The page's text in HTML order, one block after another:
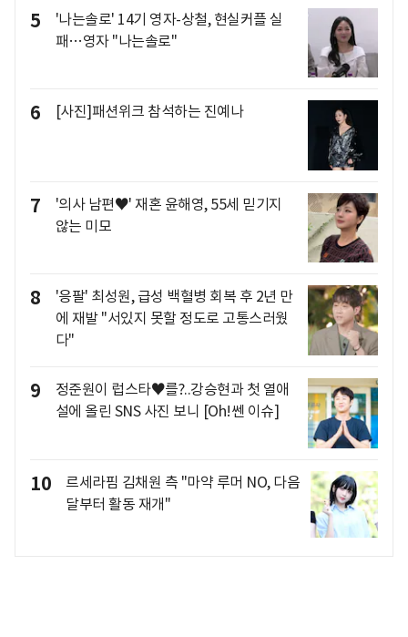
5
'나는솔로' 14기 영자-상철, 현실커플 실
패…영자 "나는솔로"
6 [사진]패션위크 참석하는 진예나
7
'의사 남편♥' 재혼 윤해영, 55세 믿기지
않는 미모
8
'응팔' 최성원, 급성 백혈병 회복 후 2년 만
에 재발 "서있지 못할 정도로 고통스러웠
다"
9
정준원이 럽스타♥를?..강승현과 첫 열애
설에 올린 SNS 사진 보니 [Oh!쎈 이슈]
10
르세라핌 김채원 측 "마약 루머 NO, 다음
달부터 활동 재개"